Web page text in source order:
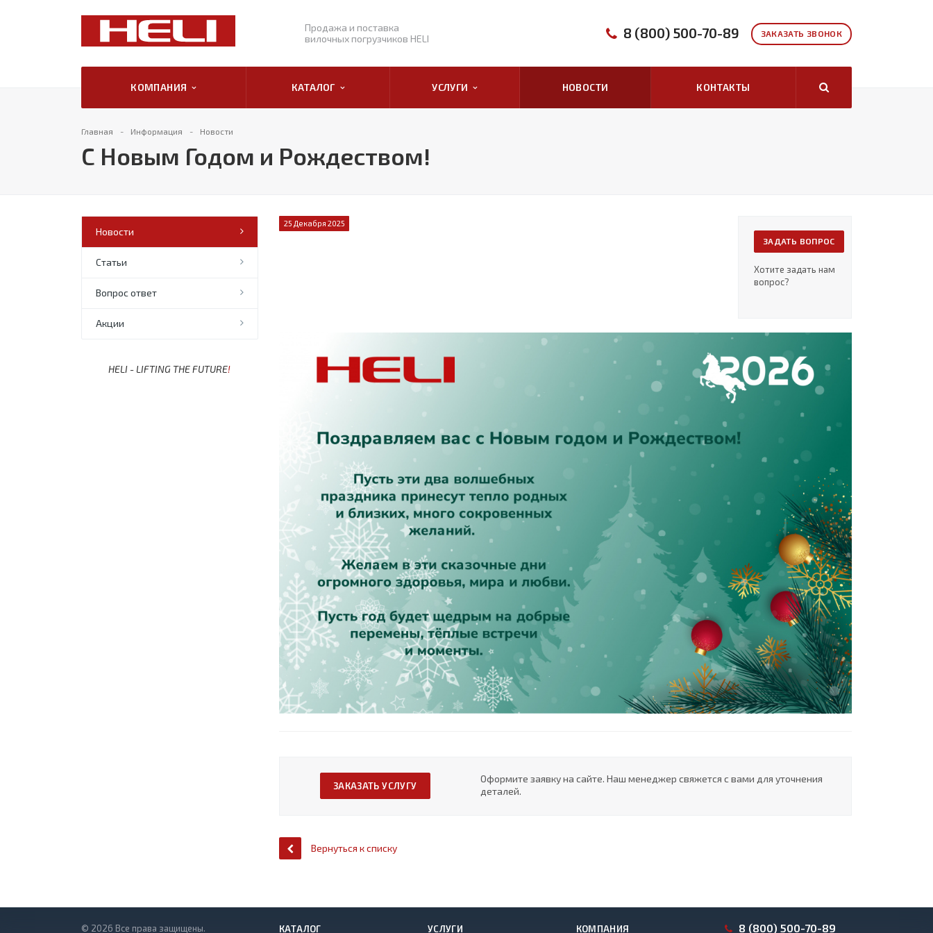
Продажа и поставка
вилочных погрузчиков HELI
ЗАКАЗАТЬ ЗВОНОК
8 (800) 500-70-89
КОМПАНИЯ КАТАЛОГ УСЛУГИ НОВОСТИ КОНТАКТЫ
Главная Информация Новости
С Новым Годом и Рождеством!
Новости
Статьи
Вопрос ответ
Акции
HELI - LIFTING THE FUTURE!
ЗАДАТЬ ВОПРОС
Хотите задать нам
вопрос?
25 Декабря 2025
ЗАКАЗАТЬ УСЛУГУ
Оформите заявку на сайте. Наш менеджер свяжется с вами для уточнения
деталей.
Вернуться к списку
© 2026 Все права защищены. КАТАЛОГ УСЛУГИ КОМПАНИЯ 8 (800) 500-70-89